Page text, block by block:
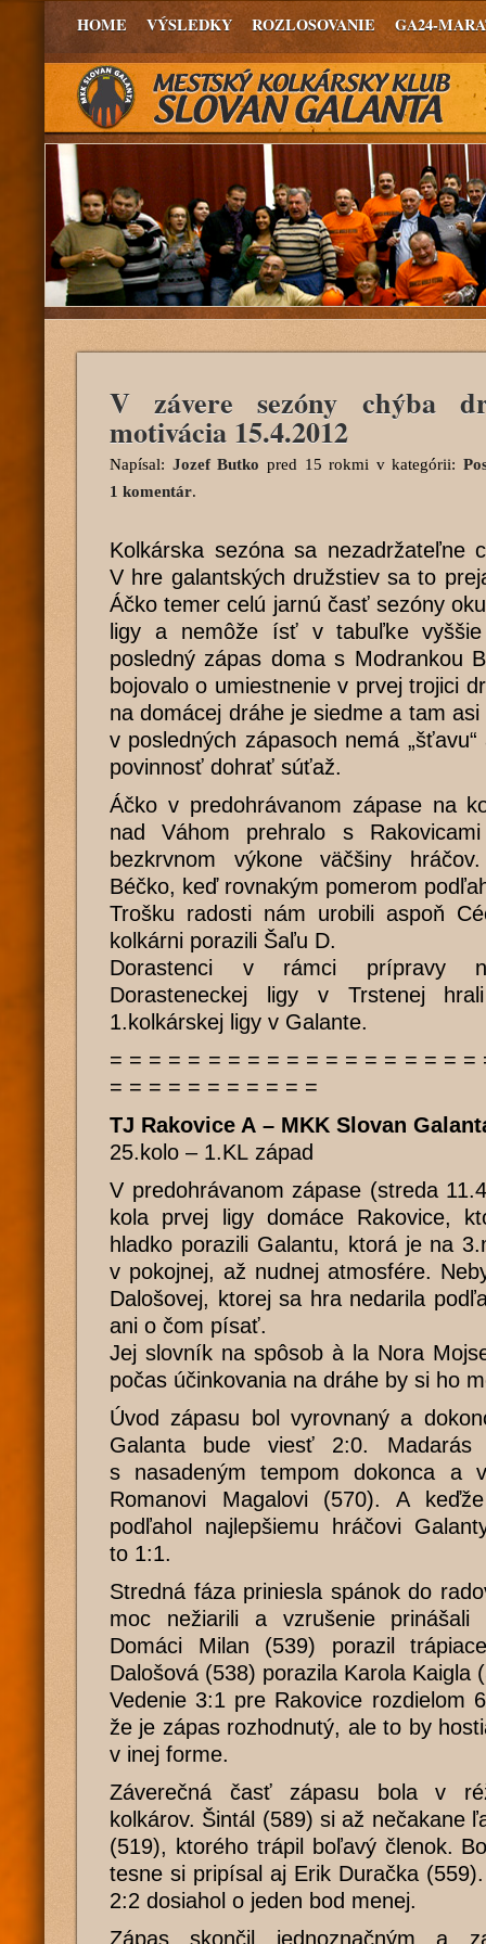
HOME VÝSLEDKY ROZLOSOVANIE GA24-
V závere sezóny chýba
motivácia 15.4.2012
Napísal: Jozef Butko pred 15 rokmi v kategórii:
1 komentár.
Kolkárska sezóna sa nezadržateľne
V hre galantských družstiev sa to
Áčko temer celú jarnú časť sezóny
ligy a nemôže ísť v tabuľke
posledný zápas doma s Modrankou
bojovalo o umiestnenie v prvej trojici
na domácej dráhe je siedme a tam
v posledných zápasoch nemá
povinnosť dohrať súťaž.
Áčko v predohrávanom zápase na
nad Váhom prehralo s
bezkrvnom výkone väčšiny
Béčko, keď rovnakým pomerom
Trošku radosti nám urobili aspoň
kolkárni porazili Šaľu D.
Dorastenci v rámci prípravy
Dorasteneckej ligy v Trstenej
1.kolkárskej ligy v Galante.
= = = = = = = = = = = = = = = = = =
= = = = = = = = = = =
TJ Rakovice A – MKK Slovan
25.kolo – 1.KL západ
V predohrávanom zápase (streda
kola prvej ligy domáce Rakovice,
hladko porazili Galantu, ktorá je na
v pokojnej, až nudnej atmosfére.
Dalošovej, ktorej sa hra nedarila
ani o čom písať.
Jej slovník na spôsob à la Nora
počas účinkovania na dráhe by si ho
Úvod zápasu bol vyrovnaný a
Galanta bude viesť 2:0. Madarás
s nasadeným tempom dokonca a
Romanovi Magalovi (570). A
podľahol najlepšiemu hráčovi
to 1:1.
Stredná fáza priniesla spánok do
moc nežiarili a vzrušenie prinášali
Domáci Milan (539) porazil
Dalošová (538) porazila Karola Kaigla
Vedenie 3:1 pre Rakovice rozdielom
že je zápas rozhodnutý, ale to by
v inej forme.
Záverečná časť zápasu bola v
kolkárov. Šintál (589) si až nečakane
(519), ktorého trápil boľavý členok.
tesne si pripísal aj Erik Duračka
2:2 dosiahol o jeden bod menej.
Zápas skončil jednoznačným a